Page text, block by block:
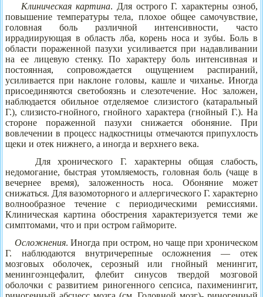
Клиническая картина. Для острого Г. характерны озноб,
повышение температуры тела, плохое общее самочувствие,
головная боль различной интенсивности, часто
иррадиирующая в область лба, корень носа и зубы. Боль в
области пораженной пазухи усиливается при надавливании
на ее лицевую стенку. По характеру боль интенсивная и
постоянная, сопровождается ощущением распираний,
усиливается при наклоне головы, кашле и чиханье. Иногда
присоединяются светобоязнь и слезотечение. Нос заложен,
наблюдается обильное отделяемое слизистого (катаральный
Г.), слизисто-гнойного, гнойного характера (гнойный Г.). На
стороне пораженной пазухи снижается обоняние. При
вовлечении в процесс надкостницы отмечаются припухлость
щеки и отек нижнего, а иногда и верхнего века.
Для хронического Г. характерны общая слабость,
недомогание, быстрая утомляемость, головная боль (чаще в
вечернее время), заложенность носа. Обоняние может
снижаться. Для вазомоторного и аллергического Г. характерно
волнообразное течение с периодическими ремиссиями.
Клиническая картина обострения характеризуется теми же
симптомами, что и при остром гайморите.
Осложнения.Иногда при остром, но чаще при хроническом
Г. наблюдаются внутричерепные осложнения — отек
мозговых оболочек, серозный или гнойный менингит,
менингоэнцефалит, флебит синусов твердой мозговой
оболочки с развитием риногенного сепсиса, пахименингит,